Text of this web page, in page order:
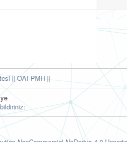
||OAI-PMH ||